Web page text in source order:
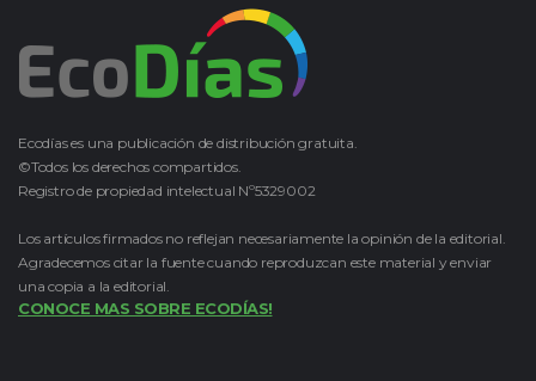
Ecodías es una publicación de distribución gratuita.
©Todos los derechos compartidos.
Registro de propiedad intelectual Nº5329002
Los artículos firmados no reflejan necesariamente la opinión de la editorial.
Agradecemos citar la fuente cuando reproduzcan este material y enviar
una copia a la editorial.
CONOCE MAS SOBRE ECODÍAS!